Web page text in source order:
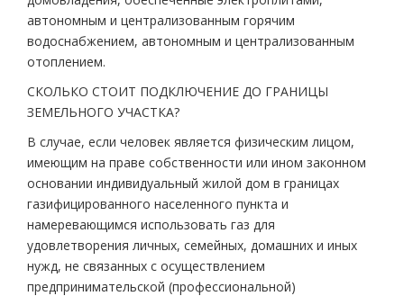
автономным и централизованным горячим
водоснабжением, автономным и централизованным
отоплением.
СКОЛЬКО СТОИТ ПОДКЛЮЧЕНИЕ ДО ГРАНИЦЫ
ЗЕМЕЛЬНОГО УЧАСТКА?
В случае, если человек является физическим лицом,
имеющим на праве собственности или ином законном
основании индивидуальный жилой дом в границах
газифицированного населенного пункта и
намеревающимся использовать газ для
удовлетворения личных, семейных, домашних и иных
нужд, не связанных с осуществлением
предпринимательской (профессиональной)